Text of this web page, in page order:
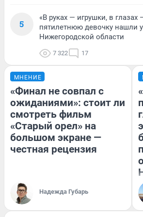
5
«В руках — игрушки, в глазах
пятилетнюю девочку нашли
Нижегородской области
7 322 17
МНЕНИЕ
«Финал не совпал с
ожиданиями»: стоит ли
смотреть фильм
«Старый орел» на
большом экране —
честная рецензия
Надежда Губарь